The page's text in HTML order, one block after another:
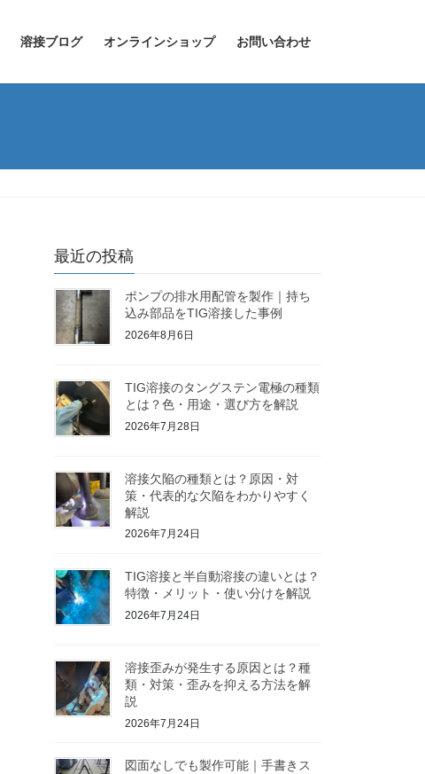
溶接ブログ オンラインショップ お問い合わせ
最近の投稿
ポンプの排水用配管を製作｜持ち
込み部品をTIG溶接した事例
2026年8月6日
TIG溶接のタングステン電極の種類
とは？色・用途・選び方を解説
2026年7月28日
溶接欠陥の種類とは？原因・対
策・代表的な欠陥をわかりやすく
解説
2026年7月24日
TIG溶接と半自動溶接の違いとは？
特徴・メリット・使い分けを解説
2026年7月24日
溶接歪みが発生する原因とは？種
類・対策・歪みを抑える方法を解
説
2026年7月24日
図面なしでも製作可能｜手書きス